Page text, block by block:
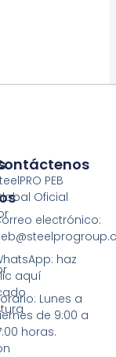
PEB
Oficial
electrónico:
haz
aquí
Lunes a
de 9:00 a
horas.